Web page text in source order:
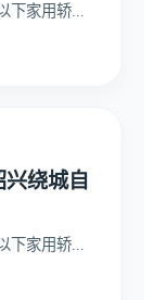
下家用轿...
绕城自
下家用轿...